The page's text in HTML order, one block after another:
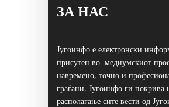
ЗА НАС
Југоинфо е електронски
присутен во медиумскиот
навремено, точно и
граѓани. Југоинфо ги покрива
располагање сите вести од